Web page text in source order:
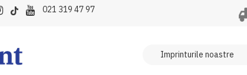
021 319 47 97